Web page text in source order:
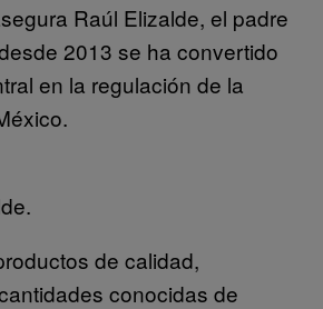
Raúl Elizalde, el padre
2013 se ha convertido
en la regulación de la
de calidad,
conocidas de